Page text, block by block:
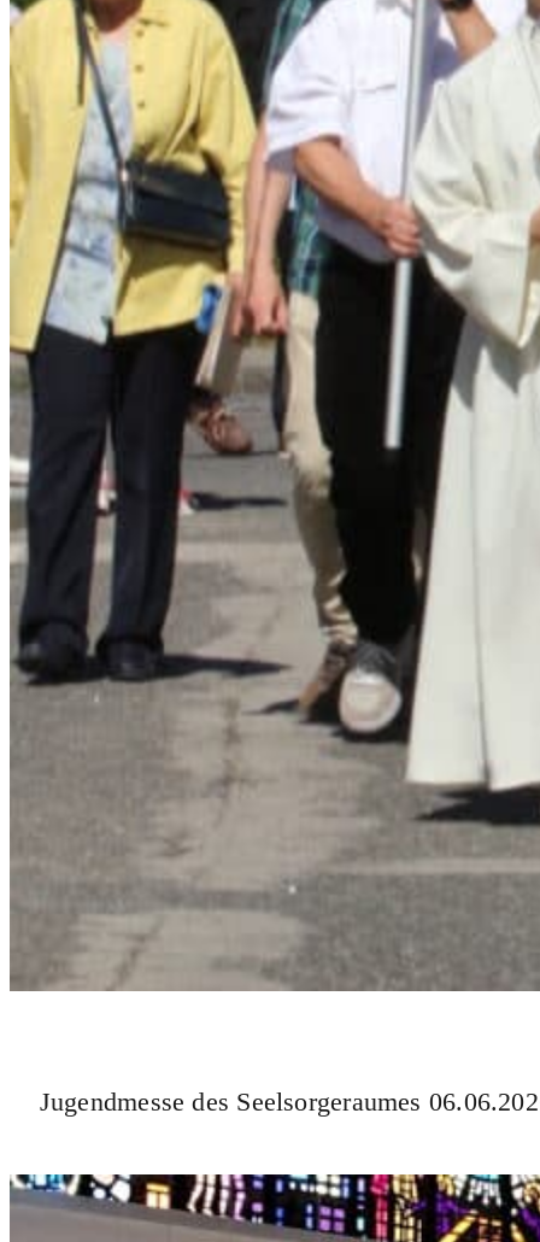
Jugendmesse des Seelsorgeraumes